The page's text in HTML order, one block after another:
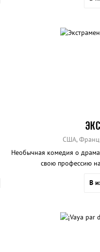
США,
Необычная комедия о
свою профессию на
В